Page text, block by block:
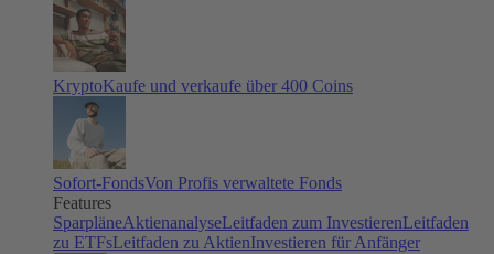
KryptoKaufe und verkaufe über 400 Coins
Sofort-FondsVon Profis verwaltete Fonds
Features
SparpläneAktienanalyseLeitfaden zum InvestierenLeitfaden
zu ETFsLeitfaden zu AktienInvestieren für Anfänger